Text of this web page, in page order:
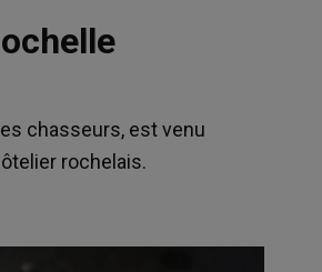
chasseurs, est venu
rochelais.